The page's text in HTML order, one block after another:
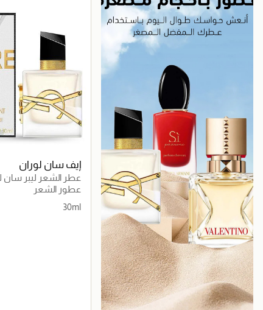
إيف سان لوران
عطر الشعر ليبر سان
عطور الشعر
30ml